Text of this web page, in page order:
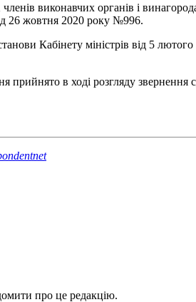
виконавчих органів і
26 жовтня 2020 року №996.
Кабінету міністрів від 5
прийнято в ході розгляду звернення
про це редакцію.